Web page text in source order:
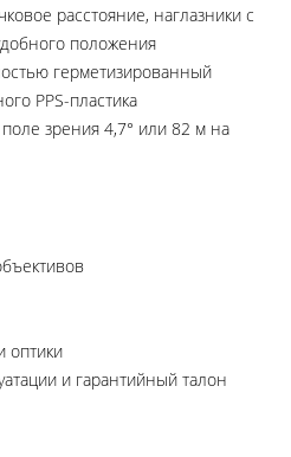
расстояние, наглазники с
положения
герметизированный
PPS-пластика
зрения 4,7° или 82 м на
оптики
и гарантийный талон